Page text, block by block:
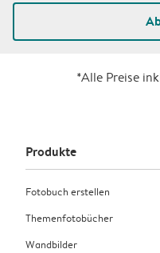
*Alle Preise
Produkte
Fotobuch erstellen
Themenfotobücher
Wandbilder